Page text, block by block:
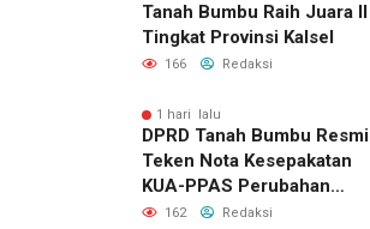
Tanah Bumbu Raih Juara II
Tingkat Provinsi Kalsel
166 Redaksi
1 hari lalu
DPRD Tanah Bumbu Resmi
Teken Nota Kesepakatan
KUA-PPAS Perubahan
APBD 2026
162 Redaksi